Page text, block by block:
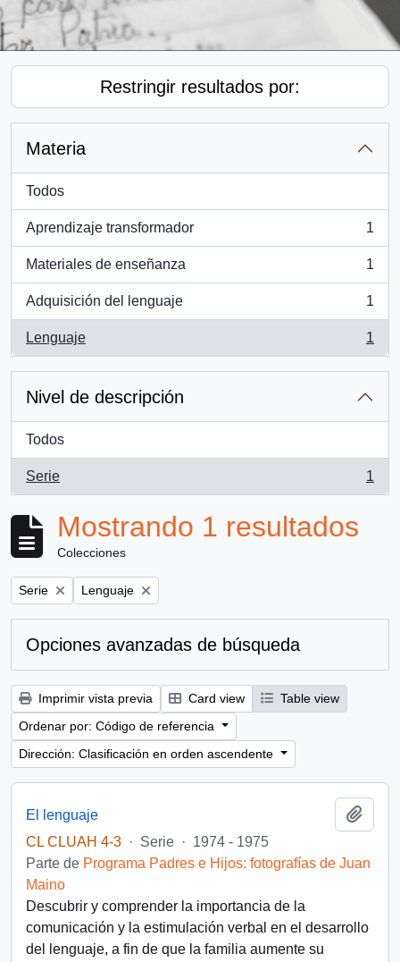
Restringir resultados por:
Materia
Todos
Aprendizaje transformador
, 1 resultados
1
Materiales de enseñanza
, 1 resultados
1
Adquisición del lenguaje
, 1 resultados
1
Lenguaje
, 1 resultados
1
Nivel de descripción
Todos
Serie
, 1 resultados
1
Mostrando 1 resultados
Colecciones
Remove filter:
Serie Remove filter:
Lenguaje
Opciones avanzadas de búsqueda
Imprimir vista previa Card view
Table view
Ordenar por: Código de referencia
Dirección: Clasificación en orden ascendente
El lenguaje
CL CLUAH 4-3 · Serie · 1974 - 1975
Parte de Programa Padres e Hijos: fotografías de Juan
Maino
Descubrir y comprender la importancia de la
comunicación y la estimulación verbal en el desarrollo
del lenguaje, a fin de que la familia aumente su